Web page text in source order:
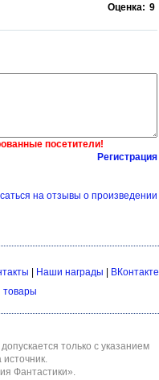
Оценка: 9
посетители!
Регистрация
на отзывы о произведении
Наши награды
ВКонтакте
только с указанием
источник.
Фантастики».